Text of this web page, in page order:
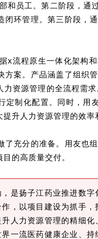
和员工。第二阶段，通
闭环管理。第三阶段，
x流程原生一体化架构
方案。产品涵盖了组织
力资源管理的全流程需
定制化配置。同时，用
升人力资源管理的效率
了充分的准备。用友也
的高质量交付。
是扬子江药业推进数
，以项目建设为抓手
人力资源管理的精细
一流医药健康企业、